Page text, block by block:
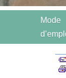
Mode